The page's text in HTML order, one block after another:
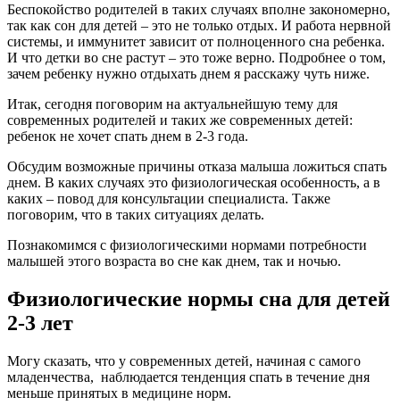
Беспокойство родителей в таких случаях вполне закономерно,
так как сон для детей – это не только отдых. И работа нервной
системы, и иммунитет зависит от полноценного сна ребенка.
И что детки во сне растут – это тоже верно. Подробнее о том,
зачем ребенку нужно отдыхать днем я расскажу чуть ниже.
Итак, сегодня поговорим на актуальнейшую тему для
современных родителей и таких же современных детей:
ребенок не хочет спать днем в 2-3 года.
Обсудим возможные причины отказа малыша ложиться спать
днем. В каких случаях это физиологическая особенность, а в
каких – повод для консультации специалиста. Также
поговорим, что в таких ситуациях делать.
Познакомимся с физиологическими нормами потребности
малышей этого возраста во сне как днем, так и ночью.
Физиологические нормы сна для детей
2-3 лет
Могу сказать, что у современных детей, начиная с самого
младенчества, наблюдается тенденция спать в течение дня
меньше принятых в медицине норм.